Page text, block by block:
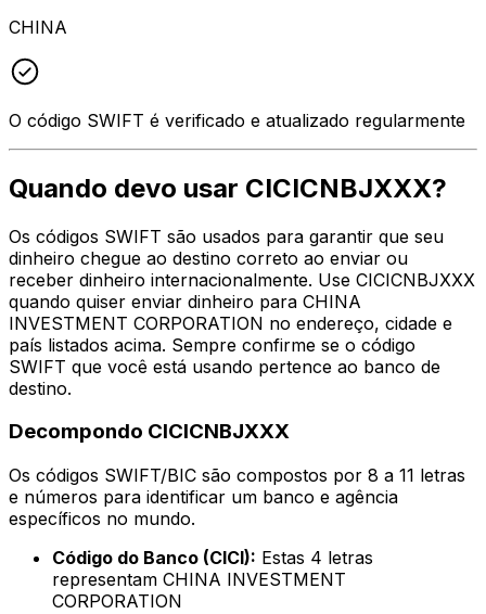
CHINA
O código SWIFT é verificado e atualizado regularmente
Quando devo usar CICICNBJXXX?
Os códigos SWIFT são usados para garantir que seu
dinheiro chegue ao destino correto ao enviar ou
receber dinheiro internacionalmente. Use CICICNBJXXX
quando quiser enviar dinheiro para CHINA
INVESTMENT CORPORATION no endereço, cidade e
país listados acima. Sempre confirme se o código
SWIFT que você está usando pertence ao banco de
destino.
Decompondo CICICNBJXXX
Os códigos SWIFT/BIC são compostos por 8 a 11 letras
e números para identificar um banco e agência
específicos no mundo.
Código do Banco (CICI): Estas 4 letras
representam CHINA INVESTMENT
CORPORATION